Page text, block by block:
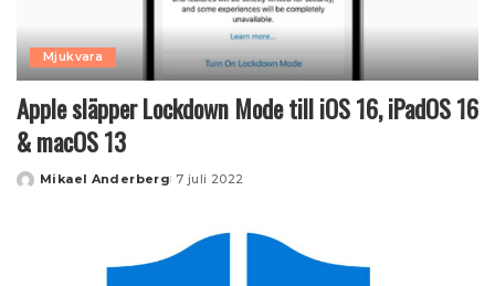
Mjukvara
Apple släpper Lockdown Mode till iOS 16, iPadOS 16
& macOS 13
Posted
Mikael Anderberg 7 juli 2022